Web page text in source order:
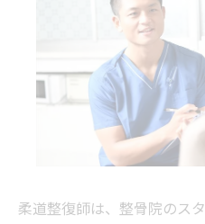
柔道整復師は、整骨院のス